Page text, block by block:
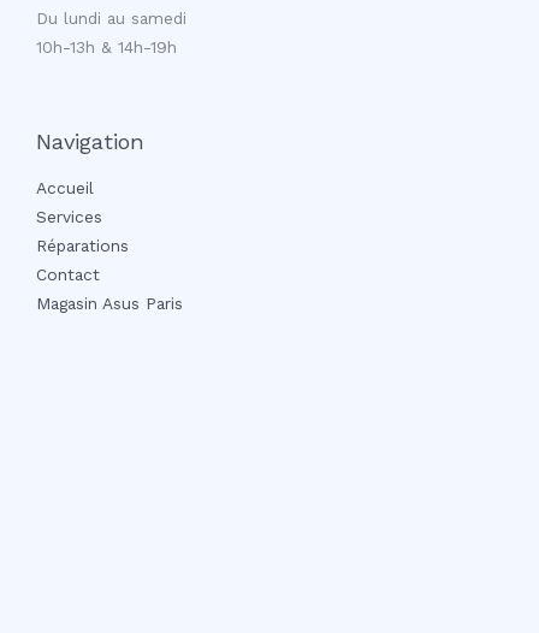
Du lundi au samedi
10h-13h & 14h-19h
Navigation
Accueil
Services
Réparations
Contact
Magasin Asus Paris